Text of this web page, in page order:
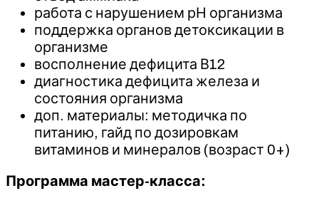
работа с нарушением рН организма
поддержка органов детоксикации в
организме
восполнение дефицита В12
диагностика дефицита железа и
состояния организма
доп. материалы: методичка по
питанию, гайд по дозировкам
витаминов и минералов (возраст 0+)
Программа мастер-класса: